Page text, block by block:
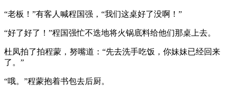
“老板！”有客人喊程国强，“我们这桌好了没啊！”
“好了好了！”程国强忙不迭地将火锅底料给他们那桌上去。
杜凤拍了拍程蒙，努嘴道：“先去洗手吃饭，你妹妹已经回来
了。”
“哦。”程蒙抱着书包去后厨。